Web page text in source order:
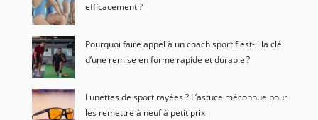
efficacement ?
Pourquoi faire appel à un coach sportif est-il la clé
d’une remise en forme rapide et durable ?
Lunettes de sport rayées ? L’astuce méconnue pour
les remettre à neuf à petit prix